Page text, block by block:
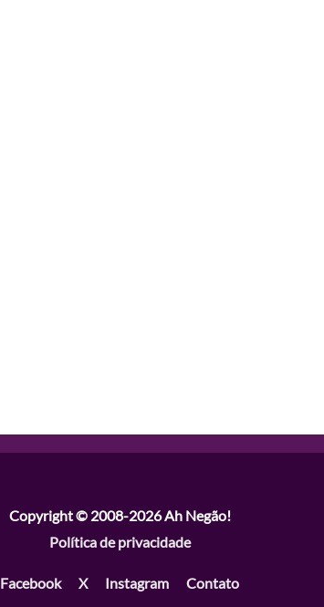
Copyright © 2008-2026Ah Negão!
Política de privacidade
Facebook X Instagram Contato